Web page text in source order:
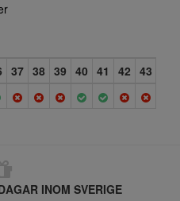
37 38 39 40 41 42 43
INOM SVERIGE